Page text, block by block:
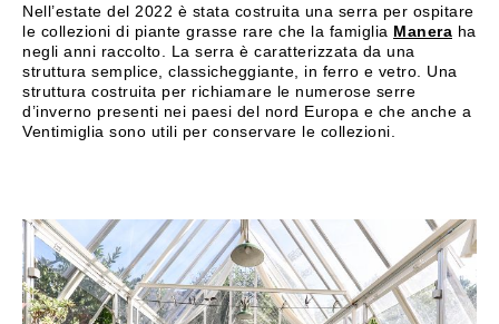
Nell’estate del 2022 è stata costruita una serra per ospitare
le collezioni di piante grasse rare che la famiglia Manera ha
negli anni raccolto. La serra è caratterizzata da una
struttura semplice, classicheggiante, in ferro e vetro. Una
struttura costruita per richiamare le numerose serre
d’inverno presenti nei paesi del nord Europa e che anche a
Ventimiglia sono utili per conservare le collezioni.